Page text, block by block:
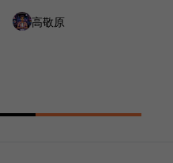
高敬原